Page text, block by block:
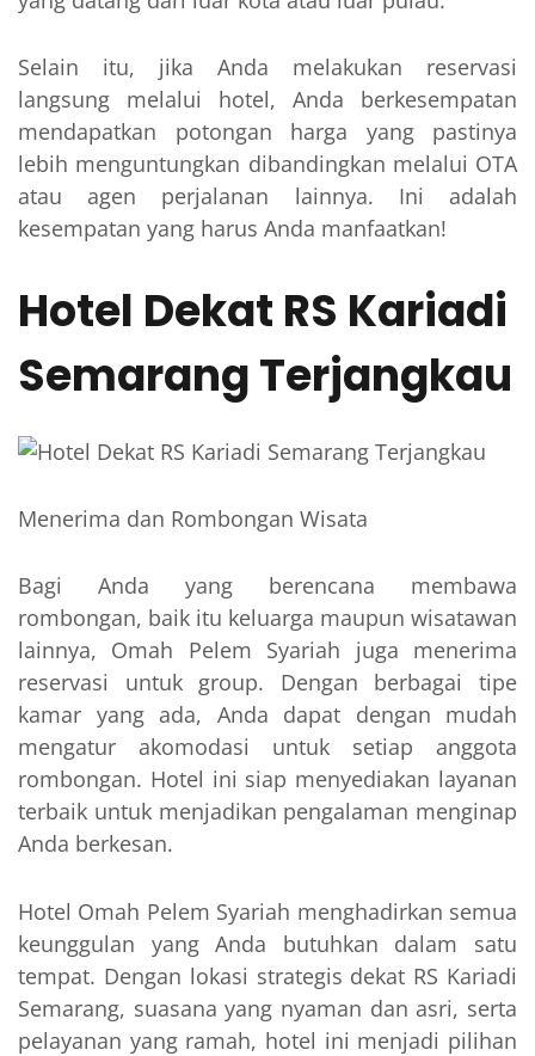
Selain itu, jika Anda melakukan reservasi
langsung melalui hotel, Anda berkesempatan
mendapatkan potongan harga yang pastinya
lebih menguntungkan dibandingkan melalui OTA
atau agen perjalanan lainnya. Ini adalah
kesempatan yang harus Anda manfaatkan!
Hotel Dekat RS Kariadi
Semarang Terjangkau
Menerima dan Rombongan Wisata
Bagi Anda yang berencana membawa
rombongan, baik itu keluarga maupun wisatawan
lainnya, Omah Pelem Syariah juga menerima
reservasi untuk group. Dengan berbagai tipe
kamar yang ada, Anda dapat dengan mudah
mengatur akomodasi untuk setiap anggota
rombongan. Hotel ini siap menyediakan layanan
terbaik untuk menjadikan pengalaman menginap
Anda berkesan.
Hotel Omah Pelem Syariah menghadirkan semua
keunggulan yang Anda butuhkan dalam satu
tempat. Dengan lokasi strategis dekat RS Kariadi
Semarang, suasana yang nyaman dan asri, serta
pelayanan yang ramah, hotel ini menjadi pilihan